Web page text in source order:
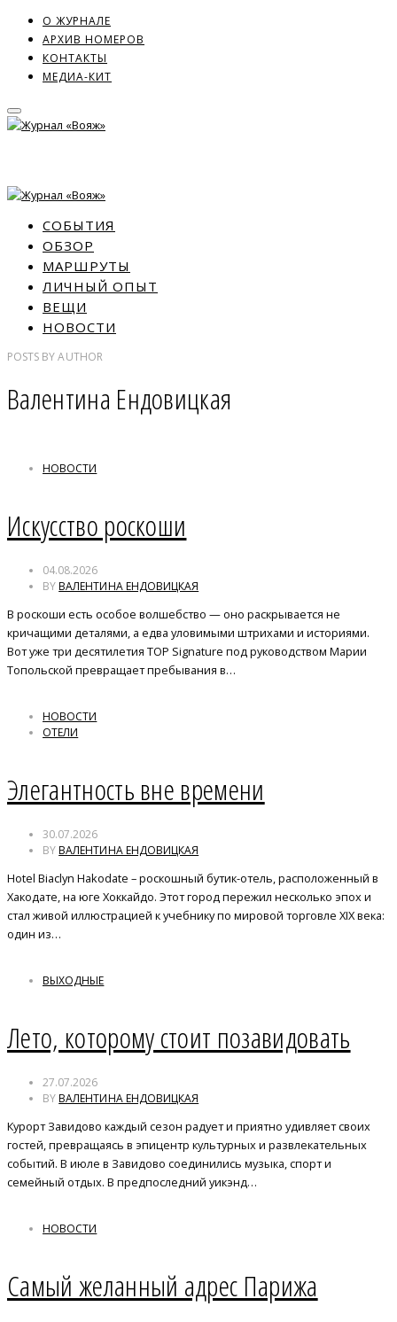
О ЖУРНАЛЕ
АРХИВ НОМЕРОВ
КОНТАКТЫ
МЕДИА-КИТ
СОБЫТИЯ
ОБЗОР
МАРШРУТЫ
ЛИЧНЫЙ ОПЫТ
ВЕЩИ
НОВОСТИ
POSTS BYAUTHOR
Валентина Ендовицкая
НОВОСТИ
Искусство роскоши
04.08.2026
BYВАЛЕНТИНА ЕНДОВИЦКАЯ
В роскоши есть особое волшебство — оно раскрывается не
кричащими деталями, а едва уловимыми штрихами и историями.
Вот уже три десятилетия TOP Signature под руководством Марии
Топольской превращает пребывания в…
НОВОСТИ
ОТЕЛИ
Элегантность вне времени
30.07.2026
BYВАЛЕНТИНА ЕНДОВИЦКАЯ
Hotel Biaclyn Hakodate – роскошный бутик-отель, расположенный в
Хакодате, на юге Хоккайдо. Этот город пережил несколько эпох и
стал живой иллюстрацией к учебнику по мировой торговле XIX века:
один из…
ВЫХОДНЫЕ
Лето, которому стоит позавидовать
27.07.2026
BYВАЛЕНТИНА ЕНДОВИЦКАЯ
Курорт Завидово каждый сезон радует и приятно удивляет своих
гостей, превращаясь в эпицентр культурных и развлекательных
событий. В июле в Завидово соединились музыка, спорт и
семейный отдых. В предпоследний уикэнд…
НОВОСТИ
Самый желанный адрес Парижа